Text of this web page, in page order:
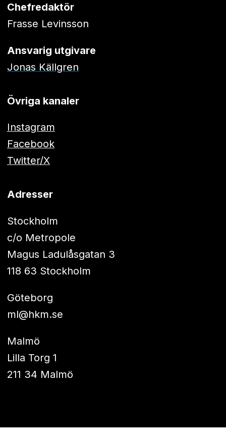
Chefredaktör
Frasse Levinsson
Ansvarig utgivare
Jonas Källgren
Övriga kanaler
Instagram
Facebook
Twitter/X
Adresser
Stockholm
c/o Metropole
Magus Ladulåsgatan 3
118 63 Stockholm
Göteborg
ml@hkm.se
Malmö
Lilla Torg 1
211 34 Malmö